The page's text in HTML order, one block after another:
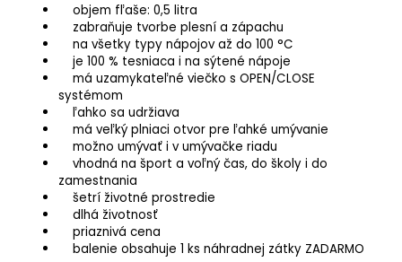
objem fľaše: 0,5 litra
zabraňuje tvorbe plesní a zápachu
na všetky typy nápojov až do 100 °C
je 100 % tesniaca i na sýtené nápoje
má uzamykateľné viečko s OPEN/CLOSE
systémom
ľahko sa udržiava
má veľký plniaci otvor pre ľahké umývanie
možno umývať i v umývačke riadu
vhodná na šport a voľný čas, do školy i do
zamestnania
šetrí životné prostredie
dlhá životnosť
priaznivá cena
balenie obsahuje 1 ks náhradnej zátky ZADARMO